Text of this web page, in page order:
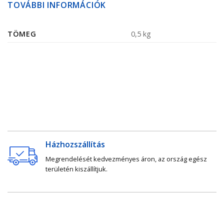
TOVÁBBI INFORMÁCIÓK
TÖMEG 0,5 kg
Házhozszállítás
Megrendelését kedvezményes áron, az ország egész
területén kiszállítjuk.